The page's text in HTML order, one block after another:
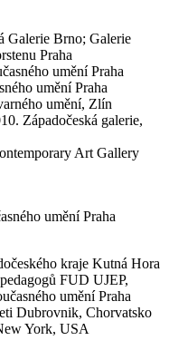
Galerie Brno; Galerie
Praha
umění Praha
umění Praha
umění, Zlín
Západočeská galerie,
Art Gallery
umění Praha
kraje Kutná Hora
FUD UJEP,
umění Praha
Dubrovnik, Chorvatsko
York, USA